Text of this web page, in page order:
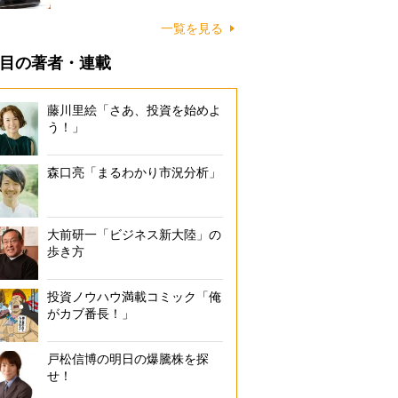
一覧を見る
の著者・連載
藤川里絵「さあ、投資を始めよ
う！」
森口亮「まるわかり市況分析」
大前研一「ビジネス新大陸」の
歩き方
投資ノウハウ満載コミック「俺
がカブ番長！」
戸松信博の明日の爆騰株を探
せ！